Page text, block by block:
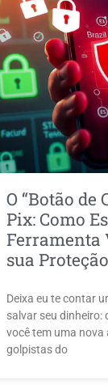
O “Botão de
Pix: Como
Ferramenta
sua
Deixa eu te contar
salvar seu dinheiro:
você tem uma
golpistas do